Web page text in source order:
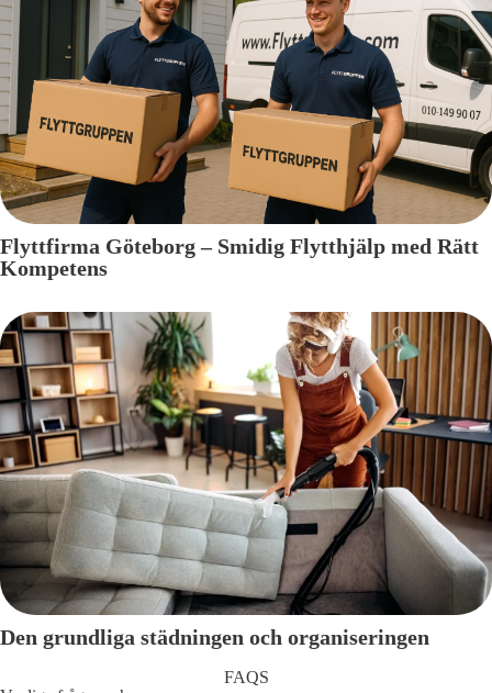
Flyttfirma Göteborg – Smidig Flytthjälp med Rätt
Kompetens
Den grundliga städningen och organiseringen
FAQS